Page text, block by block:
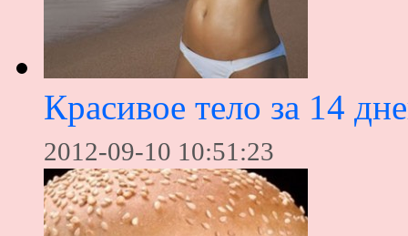
Красивое тело за 14
2012-09-10 10:51:23